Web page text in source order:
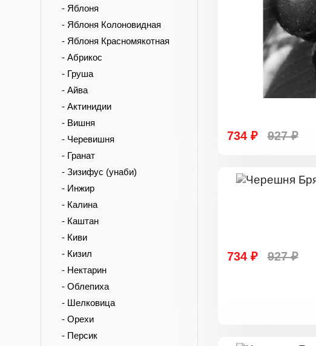
- Яблоня
- Яблоня Колоновидная
- Яблоня Красномякотная
- Абрикос
- Груша
- Айва
- Актинидии
- Вишня
- Черевишня
- Гранат
- Зизифус (унаби)
- Инжир
- Калина
- Каштан
- Киви
- Кизил
- Нектарин
- Облепиха
- Шелковица
- Орехи
- Персик
734 ₽ 927 ₽
734 ₽ 927 ₽